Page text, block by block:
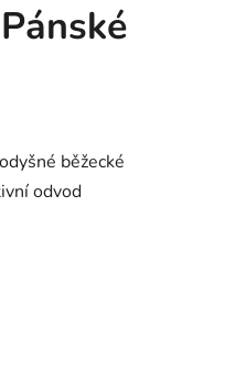
běžecké
odvod